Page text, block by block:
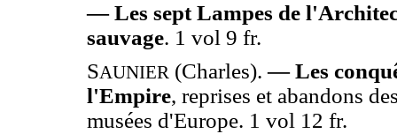
— Les sept Lampes de
sauvage. 1 vol 9 fr.
SAUNIER (Charles). — Les
l'Empire, reprises et abandons
musées d'Europe. 1 vol 12 fr.